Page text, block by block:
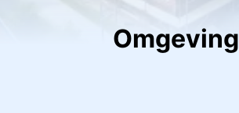
Omgeving